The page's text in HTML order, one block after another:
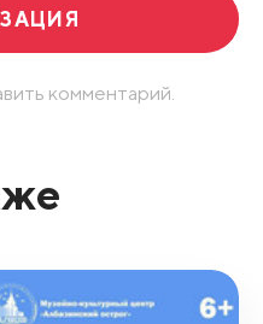
комментарий.